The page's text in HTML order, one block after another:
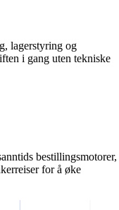
lagerstyring og
i gang uten tekniske
bestillingsmotorer,
for å øke